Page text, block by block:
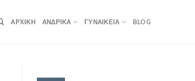
ΑΡΧΙΚΉ ΑΝΔΡΙΚΑ ΓΥΝΑΙΚΕΙΑ BLOG